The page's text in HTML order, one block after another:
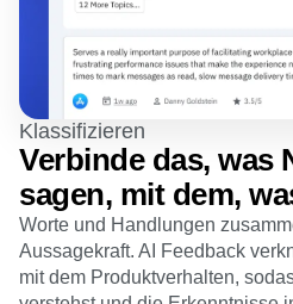
Klassifizieren
Verbinde das, was
sagen, mit dem,
Worte und Handlungen
Aussagekraft. AI Feedback
mit dem Produktverhalten,